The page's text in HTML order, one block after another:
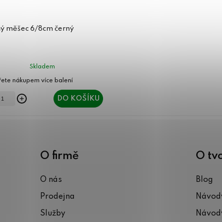
měšec 6/8cm černý
Skladem
DO KOŠÍKU
O firmě
O nás
Prodejna
Služby
O
Blog